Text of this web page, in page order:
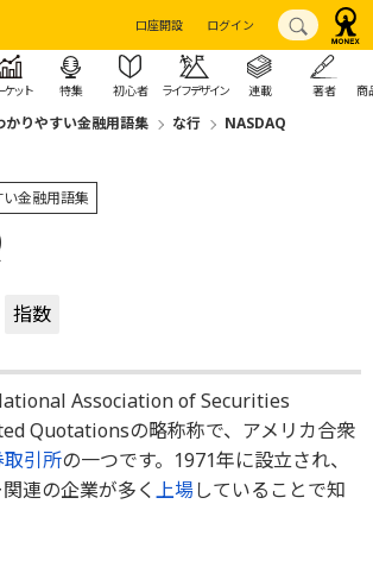
口座開設 ログイン
ケット 特集 初心者 ライフデザイン 連載 著者 商
かりやすい金融用語集 な行 NASDAQ
金融用語集
指数
Association of Securities
Quotationsの略称称で、アメリカ合衆
取引所の一つです。1971年に設立され、
連の企業が多く上場していることで知